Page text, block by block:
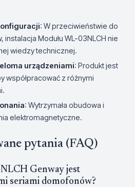
: W przeciwieństwie do
instalacja Modułu WL-03NLCH nie
wiedzy technicznej.
urządzeniami: Produkt jest
współpracować z różnymi
: Wytrzymała obudowa i
elektromagnetyczne.
pytania (FAQ)
Genway jest
seriami domofonów?